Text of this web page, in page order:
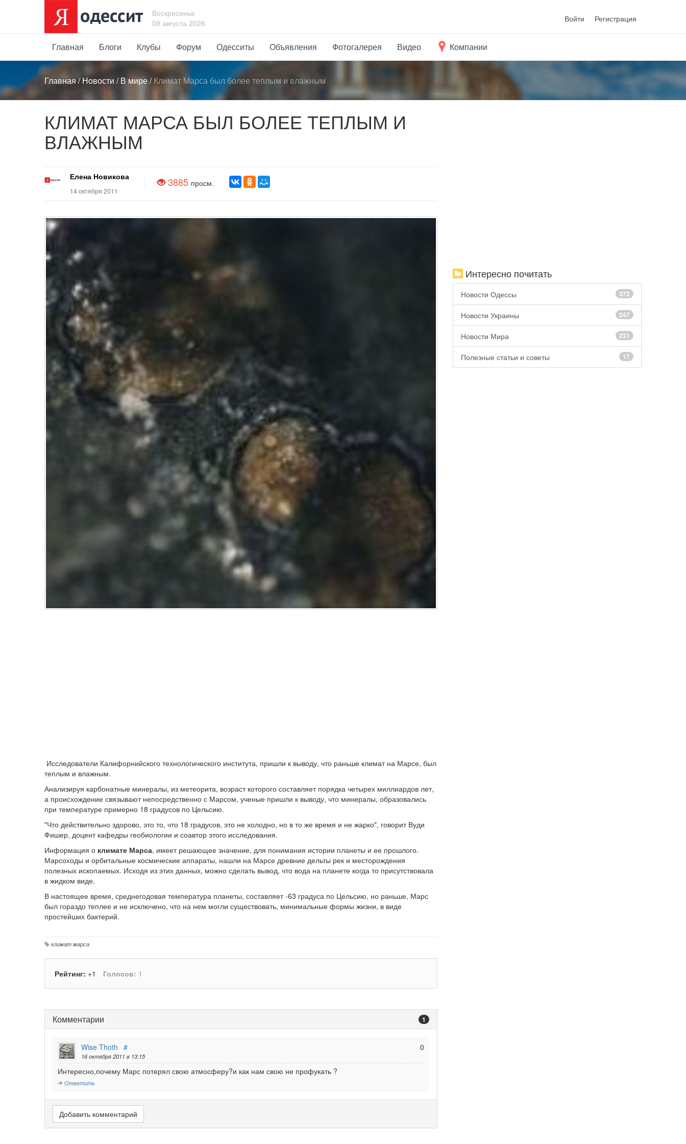
Воскресенье
09 августа 2026
Войти Регистрация
Главная Блоги Клубы Форум Одесситы Объявления Фотогалерея Видео Компании
Главная /Новости /В мире/Климат Марса был более теплым и влажным
КЛИМАТ МАРСА БЫЛ БОЛЕЕ ТЕПЛЫМ И
ВЛАЖНЫМ
Елена Новикова
14 октября 2011
3885 просм.
Исследователи Калифорнийского технологического института, пришли к выводу, что раньше климат на Марсе, был
теплым и влажным.
Анализируя карбонатные минералы, из метеорита, возраст которого составляет порядка четырех миллиардов лет,
а происхождение связывают непосредственно с Марсом, ученые пришли к выводу, что минералы, образовались
при температуре примерно 18 градусов по Цельсию.
"Что действительно здорово, это то, что 18 градусов, это не холодно, но в то же время и не жарко", говорит Вуди
Фишер, доцент кафедры геобиологии и соавтор этого исследования.
Информация о климате Марса, имеет решающее значение, для понимания истории планеты и ее прошлого.
Марсоходы и орбитальные космические аппараты, нашли на Марсе древние дельты рек и месторождения
полезных ископаемых. Исходя из этих данных, можно сделать вывод, что вода на планете когда то присутствовала
в жидком виде.
В настоящее время, среднегодовая температура планеты, составляет -63 градуса по Цельсию, но раньше, Марс
был гораздо теплее и не исключено, что на нем могли существовать, минимальные формы жизни, в виде
простейших бактерий.
климат марса
Рейтинг: +1 Голосов: 1
Комментарии 1
0
Wise Thoth #
16 октября 2011 в 13:15
Интересно,почему Марс потерял свою атмосферу?и как нам свою не профукать ?
Ответить
Добавить комментарий
Интересно почитать
Новости Одессы 372
Новости Украины 247
Новости Мира 231
Полезные статьи и советы 17